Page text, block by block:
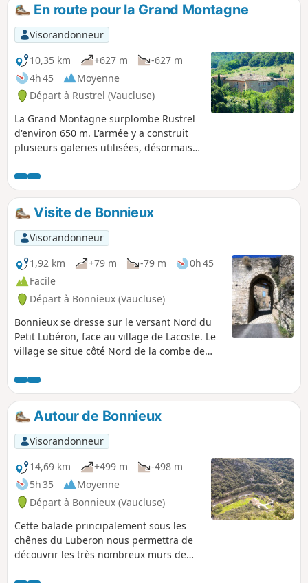
En route pour la Grand Montagne
Visorandonneur
10,35 km
+627 m
-627 m
4h 45
Moyenne
Départ à Rustrel (Vaucluse)
La Grand Montagne surplombe Rustrel
d'environ 650 m. L'armée y a construit
plusieurs galeries utilisées, désormais,
Bruit. Cette randonnée propose de faire
le grand tour de ces trésors invisibles,
et de découvrir de jolis panoramas sur
la chaîne du Lubéron, la plaine d'Apt,
ses vignobles, ses champs de lavande
ou d'olivier et, bien entendu, sur les
multiples carrières d'ocre qui s'étirent
de Gignac à Roussillon.
Visite de Bonnieux
Visorandonneur
1,92 km
+79 m -79 m
0h 45
Facile
Départ à Bonnieux (Vaucluse)
Bonnieux se dresse sur le versant Nord du
Petit Lubéron, face au village de Lacoste. Le
village se situe côté Nord de la combe de
route qui traverse le Lubéron. Ce village
perché bénéficie d’un panorama
exceptionnel qui s’étend du Petit Lubéron au
Mont Ventoux en passant par les Monts du
Vaucluse. La commune, dominée par sa
vieille église flanquée de cèdres centenaires,
offre au visiteur une grande variété de sites
naturels et historiques. C’est en parcourant
ses ruelles escarpées et pentues que se
dévoilent des demeures remarquables, des
vestiges de remparts, des fontaines et des
lavoirs.L'Office de Tourisme a mis en place
un circuit du patrimoine qui permet de
Autour de Bonnieux
Visorandonneur
14,69 km
+499 m
-498 m
5h 35
Moyenne
Départ à Bonnieux (Vaucluse)
Cette balade principalement sous les
chênes du Luberon nous permettra de
découvrir les très nombreux murs de